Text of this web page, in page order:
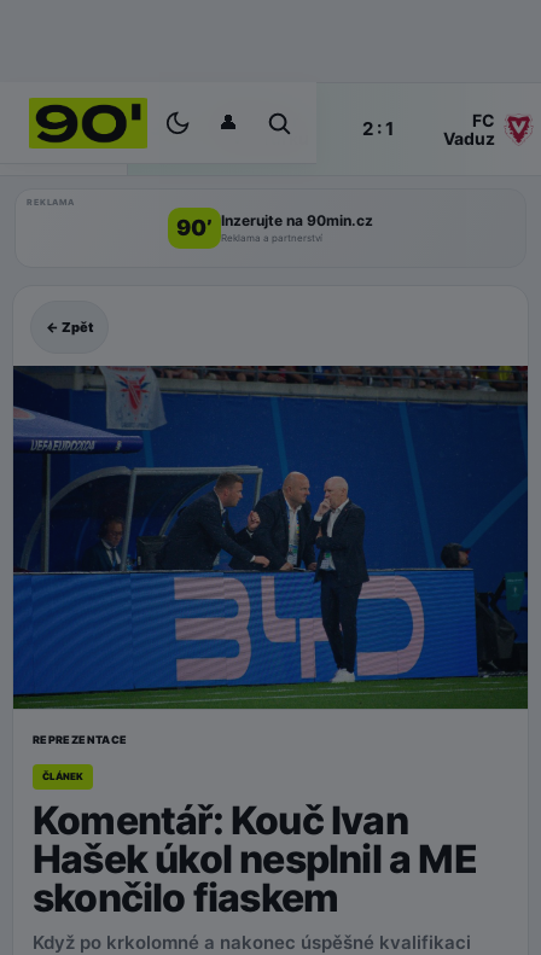
👤
ŽIVĚ 90+2'
Inter
Turku
2 : 1
FC
Vaduz
REKLAMA
90’ Inzerujte na 90min.cz
Reklama a partnerství
← Zpět
REPREZENTACE
ČLÁNEK
Komentář: Kouč Ivan
Hašek úkol nesplnil a ME
skončilo fiaskem
Když po krkolomné a nakonec úspěšné kvalifikaci